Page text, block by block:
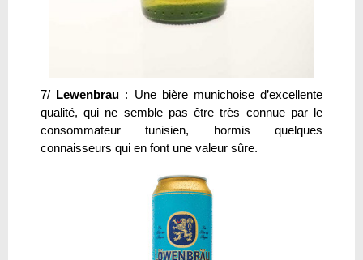
7/ Lewenbrau : Une bière munichoise d’excellente
qualité, qui ne semble pas être très connue par le
consommateur tunisien, hormis quelques
connaisseurs qui en font une valeur sûre.